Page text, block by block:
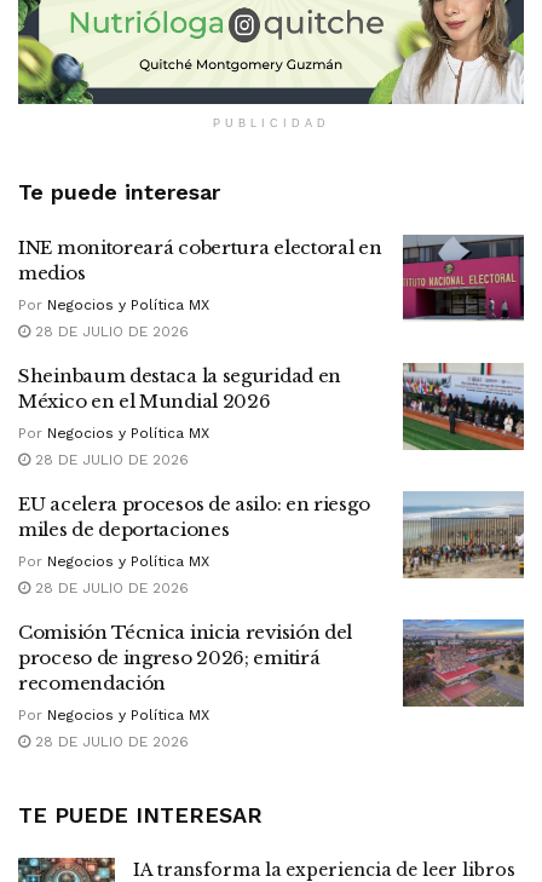
PUBLICIDAD
Te puede interesar
INE monitoreará cobertura electoral en
medios
Por Negocios y Política MX
28 DE JULIO DE 2026
Sheinbaum destaca la seguridad en
México en el Mundial 2026
Por Negocios y Política MX
28 DE JULIO DE 2026
EU acelera procesos de asilo: en riesgo
miles de deportaciones
Por Negocios y Política MX
28 DE JULIO DE 2026
Comisión Técnica inicia revisión del
proceso de ingreso 2026; emitirá
recomendación
Por Negocios y Política MX
28 DE JULIO DE 2026
TE PUEDE INTERESAR
IA transforma la experiencia de leer libros